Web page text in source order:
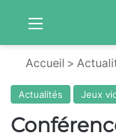
Menu
Accueil >
Actualités Jeux